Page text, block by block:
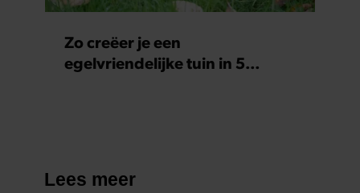
Zo creëer je een
egelvriendelijke tuin in 5